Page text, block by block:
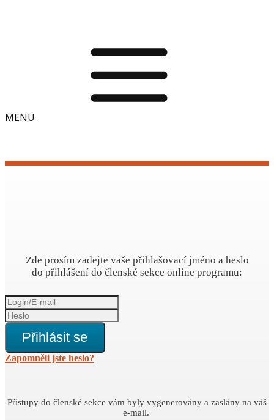
MENU
Zde prosím zadejte vaše přihlašovací jméno a heslo
do přihlášení do členské sekce online programu:
Přihlásit se
Zapomněli jste heslo?
Přístupy do členské sekce vám byly vygenerovány a zaslány na váš
e-mail.